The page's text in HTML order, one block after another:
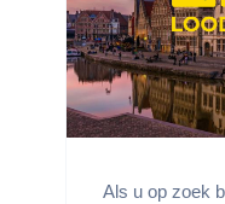
Als u op zoek